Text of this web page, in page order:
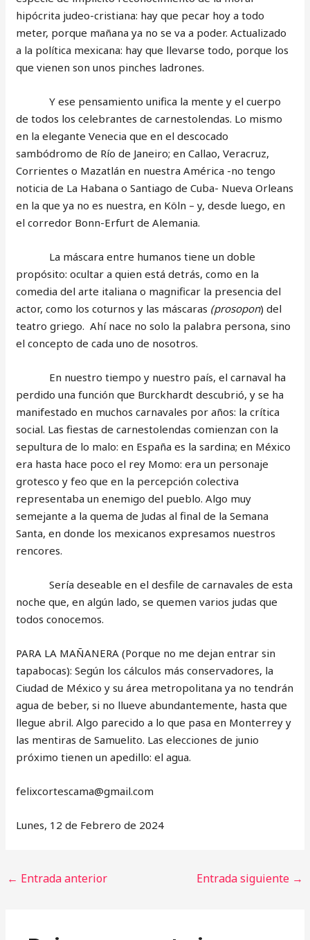
hipócrita judeo-cristiana: hay que pecar hoy a todo
meter, porque mañana ya no se va a poder. Actualizado
a la política mexicana: hay que llevarse todo, porque los
que vienen son unos pinches ladrones.
Y ese pensamiento unifica la mente y el cuerpo
de todos los celebrantes de carnestolendas. Lo mismo
en la elegante Venecia que en el descocado
sambódromo de Río de Janeiro; en Callao, Veracruz,
Corrientes o Mazatlán en nuestra América -no tengo
noticia de La Habana o Santiago de Cuba- Nueva Orleans
en la que ya no es nuestra, en Köln – y, desde luego, en
el corredor Bonn-Erfurt de Alemania.
La máscara entre humanos tiene un doble
propósito: ocultar a quien está detrás, como en la
comedia del arte italiana o magnificar la presencia del
actor, como los coturnos y las máscaras (prosopon) del
teatro griego. Ahí nace no solo la palabra persona, sino
el concepto de cada uno de nosotros.
En nuestro tiempo y nuestro país, el carnaval ha
perdido una función que Burckhardt descubrió, y se ha
manifestado en muchos carnavales por años: la crítica
social. Las fiestas de carnestolendas comienzan con la
sepultura de lo malo: en España es la sardina; en México
era hasta hace poco el rey Momo: era un personaje
grotesco y feo que en la percepción colectiva
representaba un enemigo del pueblo. Algo muy
semejante a la quema de Judas al final de la Semana
Santa, en donde los mexicanos expresamos nuestros
rencores.
Sería deseable en el desfile de carnavales de esta
noche que, en algún lado, se quemen varios judas que
todos conocemos.
PARA LA MAÑANERA (Porque no me dejan entrar sin
tapabocas): Según los cálculos más conservadores, la
Ciudad de México y su área metropolitana ya no tendrán
agua de beber, si no llueve abundantemente, hasta que
llegue abril. Algo parecido a lo que pasa en Monterrey y
las mentiras de Samuelito. Las elecciones de junio
próximo tienen un apedillo: el agua.
‎felixcortescama@gmail.com
Lunes, 12 de Febrero de 2024
← Entrada anterior Entrada siguiente →